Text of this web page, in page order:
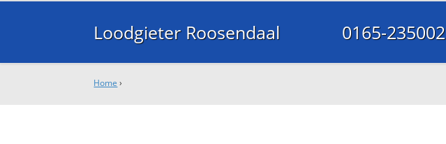
Loodgieter Roosendaal 0165-235002
Home ›